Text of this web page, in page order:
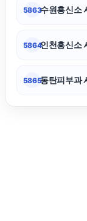
5863수원흥신소
5864인천흥신소
5865동탄피부과